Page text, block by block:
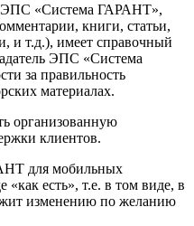
ЭПС «Система ГАРАНТ»,
книги, статьи,
и т.д.), имеет справочный
ЭПС «Система
за правильность
материалах.
организованную
клиентов.
для мобильных
«как есть», т.е. в том виде, в
изменению по желанию